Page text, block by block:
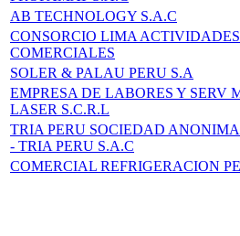
AB TECHNOLOGY S.A.C
CONSORCIO LIMA ACTIVIDADES
COMERCIALES
SOLER & PALAU PERU S.A
EMPRESA DE LABORES Y SERV
LASER S.C.R.L
TRIA PERU SOCIEDAD
- TRIA PERU S.A.C
COMERCIAL REFRIGERACION